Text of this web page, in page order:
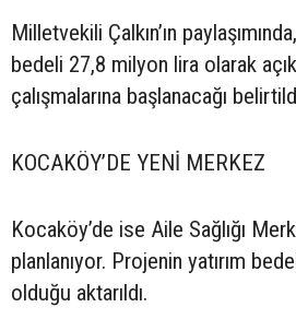
Milletvekili Çalkın’ın
bedeli 27,8 milyon lira olarak
çalışmalarına başlanacağı
KOCAKÖY’DE YENİ MERKEZ
Kocaköy’de ise Aile Sağlığı
planlanıyor. Projenin yatırım
olduğu aktarıldı.